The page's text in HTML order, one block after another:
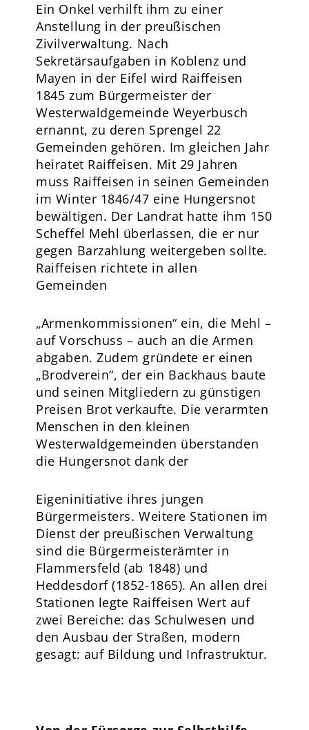
Ein Onkel verhilft ihm zu einer
Anstellung in der preußischen
Zivilverwaltung. Nach
Sekretärsaufgaben in Koblenz und
Mayen in der Eifel wird Raiffeisen
1845 zum Bürgermeister der
Westerwaldgemeinde Weyerbusch
ernannt, zu deren Sprengel 22
Gemeinden gehören. Im gleichen Jahr
heiratet Raiffeisen. Mit 29 Jahren
muss Raiffeisen in seinen Gemeinden
im Winter 1846/47 eine Hungersnot
bewältigen. Der Landrat hatte ihm 150
Scheffel Mehl überlassen, die er nur
gegen Barzahlung weitergeben sollte.
Raiffeisen richtete in allen
Gemeinden
„Armenkommissionen“ ein, die Mehl –
auf Vorschuss – auch an die Armen
abgaben. Zudem gründete er einen
„Brodverein“, der ein Backhaus baute
und seinen Mitgliedern zu günstigen
Preisen Brot verkaufte. Die verarmten
Menschen in den kleinen
Westerwaldgemeinden überstanden
die Hungersnot dank der
Eigeninitiative ihres jungen
Bürgermeisters. Weitere Stationen im
Dienst der preußischen Verwaltung
sind die Bürgermeisterämter in
Flammersfeld (ab 1848) und
Heddesdorf (1852-1865). An allen drei
Stationen legte Raiffeisen Wert auf
zwei Bereiche: das Schulwesen und
den Ausbau der Straßen, modern
gesagt: auf Bildung und Infrastruktur.